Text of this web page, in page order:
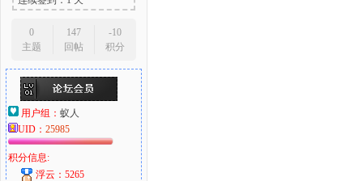
0
主题
147
回帖
-10
积分
用户组： 蚁人
UID： 25985
积分信息:
浮云：5265